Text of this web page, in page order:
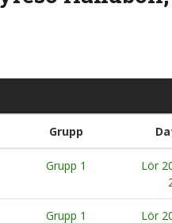
Grupp
Grupp 1
Lör
Grupp 1
Lör